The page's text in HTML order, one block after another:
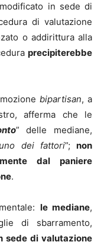
in sede di
di valutazione
o addirittura alla
precipiterebbe
bipartisan, a
afferma che le
” delle mediane,
uno dei fattori”; non
dal paniere
.
le mediane,
di sbarramento,
sede di valutazione